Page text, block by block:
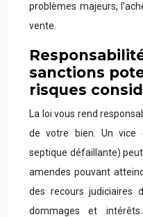
problèmes majeurs,
vente.
sanctions
risques
La loi vous rend
de votre bien. Un vice
septique défaillante)
amendes pouvant
des recours judiciaires
dommages et